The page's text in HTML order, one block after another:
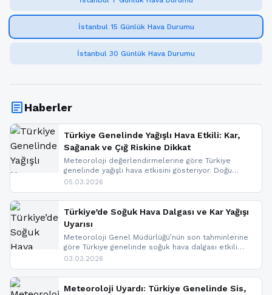
İstanbul 15 Günlük Hava Durumu
İstanbul 30 Günlük Hava Durumu
articleHaberler
Türkiye Genelinde Yağışlı Hava Etkili: Kar,
Sağanak ve Çığ Riskine Dikkat
Meteoroloji değerlendirmelerine göre Türkiye
genelinde yağışlı hava etkisini gösteriyor. Doğu
bölgelerinde kar yağışı beklenirken Marmara ve
ise çığ tehlikesi bulunuyor. İç kesimlerde sis ve pus
nedeniyle görüş mesafesinde azalma
yaşanabileceği belirtiliyor.
05.03.2026
Türkiye’de Soğuk Hava Dalgası ve Kar Yağışı
Uyarısı
Meteoroloji Genel Müdürlüğü’nün son tahminlerine
göre Türkiye genelinde soğuk hava dalgası etkili
oluyor. Birçok il için kar yağışı ve buzlanma uyarısı
03.03.2026
Meteoroloji Uyardı: Türkiye Genelinde Sis,